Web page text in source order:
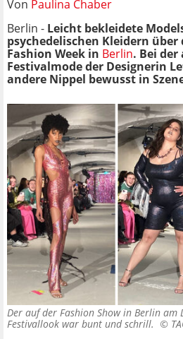
Von Paulina Chaber
Berlin - Leicht bekleidete
psychedelischen Kleidern
Fashion Week in Berlin. Bei
Festivalmode der Designerin
andere Nippel bewusst in
Der auf der Fashion Show in Berlin am
Festivallook war bunt und schrill. ©